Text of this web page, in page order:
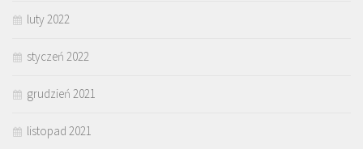
luty 2022
styczeń 2022
grudzień 2021
listopad 2021